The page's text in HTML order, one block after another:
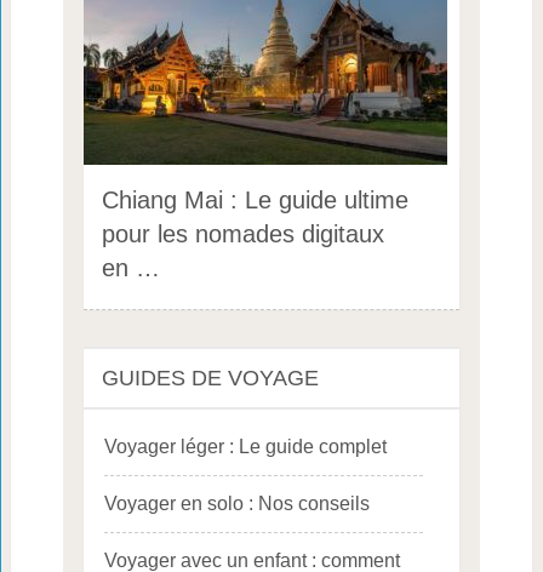
Chiang Mai : Le guide ultime
pour les nomades digitaux
en …
GUIDES DE VOYAGE
Voyager léger : Le guide complet
Voyager en solo : Nos conseils
Voyager avec un enfant : comment